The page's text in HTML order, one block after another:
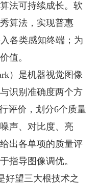
法可持续成长。软
算法，实现普惠
各类感知终端；为
值。
）是机器视觉图像
识别准确度两个方
评价，划分6个质量
声、对比度、亮
出各单项的质量评
指导图像调优。
好望三大根技术之